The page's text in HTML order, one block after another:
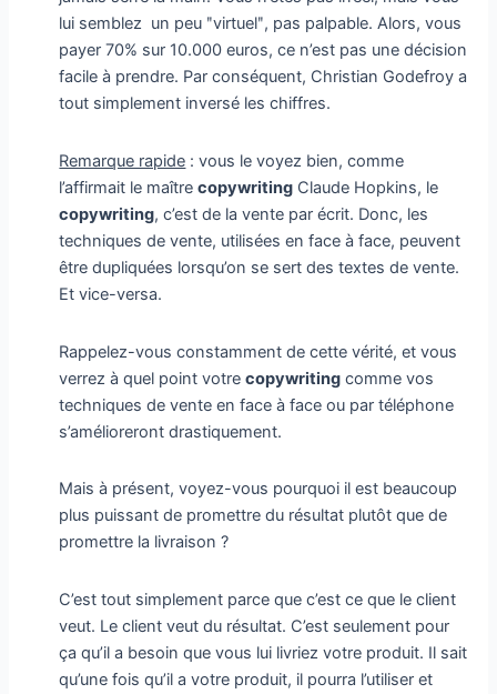
lui semblez un peu ʺvirtuelʺ, pas palpable. Alors, vous
payer 70% sur 10.000 euros, ce n’est pas une décision
facile à prendre. Par conséquent, Christian Godefroy a
tout simplement inversé les chiffres.
Remarque rapide : vous le voyez bien, comme
l’affirmait le maîtrecopywriting Claude Hopkins, le
copywriting, c’est de la vente par écrit. Donc, les
techniques de vente, utilisées en face à face, peuvent
être dupliquées lorsqu’on se sert des textes de vente.
Et vice-versa.
Rappelez-vous constamment de cette vérité, et vous
verrez à quel point votrecopywriting comme vos
techniques de vente en face à face ou par téléphone
s’amélioreront drastiquement.
Mais à présent, voyez-vous pourquoi il est beaucoup
plus puissant de promettre du résultat plutôt que de
promettre la livraison ?
C’est tout simplement parce que c’est ce que le client
veut. Le client veut du résultat. C’est seulement pour
ça qu’il a besoin que vous lui livriez votre produit. Il sait
qu’une fois qu’il a votre produit, il pourra l’utiliser et